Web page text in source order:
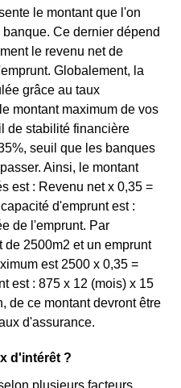
le montant que l'on
Ce dernier dépend
le revenu net de
Globalement, la
grâce au taux
montant maximum de vos
de stabilité financière
seuil que les banques
Ainsi, le montant
est : Revenu net x 0,35 =
d'emprunt est :
de l'emprunt. Par
2500m2 et un emprunt
est 2500 x 0,35 =
est : 875 x 12 (mois) x 15
de ce montant devront être
d'assurance.
d'intérêt ?
plusieurs facteurs